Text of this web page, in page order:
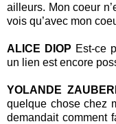
ailleurs. Mon coeur
vois qu’avec mon
ALICE DIOP Est-ce
un lien est encore
YOLANDE
quelque chose chez
demandait comment